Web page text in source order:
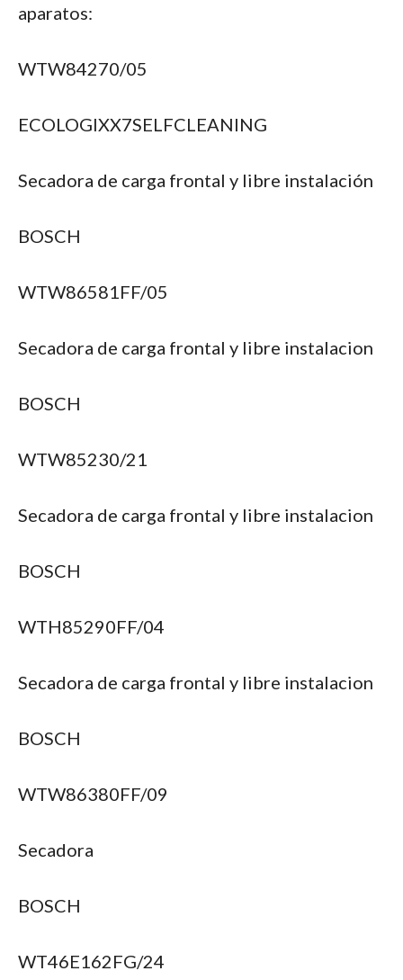
aparatos:
WTW84270/05
ECOLOGIXX7SELFCLEANING
Secadora de carga frontal y libre instalación
BOSCH
WTW86581FF/05
Secadora de carga frontal y libre instalacion
BOSCH
WTW85230/21
Secadora de carga frontal y libre instalacion
BOSCH
WTH85290FF/04
Secadora de carga frontal y libre instalacion
BOSCH
WTW86380FF/09
Secadora
BOSCH
WT46E162FG/24